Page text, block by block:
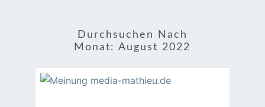
Durchsuchen Nach
Monat:August 2022